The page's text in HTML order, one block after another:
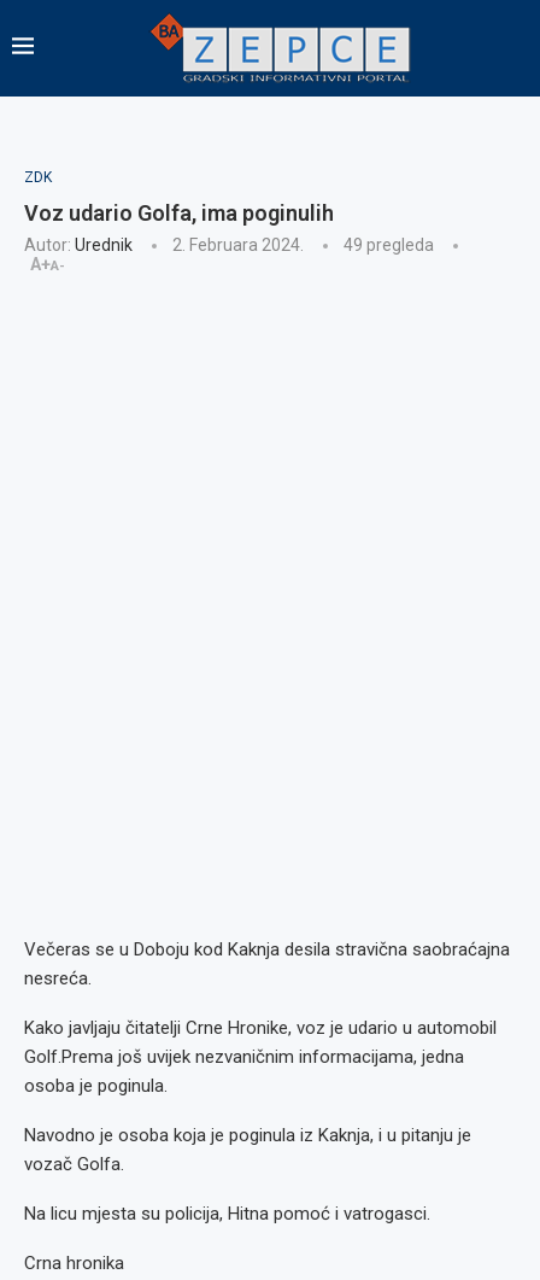
ZDK
Voz udario Golfa, ima poginulih
Autor: Urednik 2. Februara 2024. 49 pregleda
A+A-
Večeras se u Doboju kod Kaknja desila stravična saobraćajna
nesreća.
Kako javljaju čitatelji Crne Hronike, voz je udario u automobil
Golf.Prema još uvijek nezvaničnim informacijama, jedna
osoba je poginula.
Navodno je osoba koja je poginula iz Kaknja, i u pitanju je
vozač Golfa.
Na licu mjesta su policija, Hitna pomoć i vatrogasci.
Crna hronika